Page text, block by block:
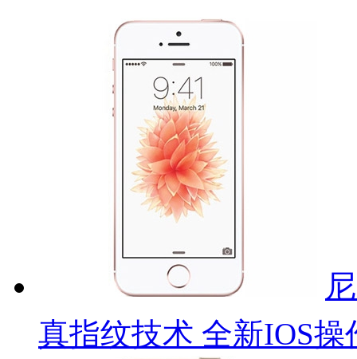
真指纹技术 全新IOS操